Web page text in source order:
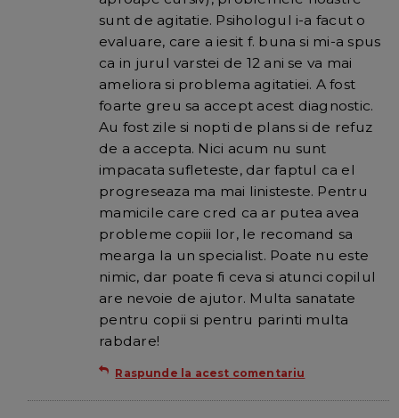
sunt de agitatie. Psihologul i-a facut o
evaluare, care a iesit f. buna si mi-a spus
ca in jurul varstei de 12 ani se va mai
ameliora si problema agitatiei. A fost
foarte greu sa accept acest diagnostic.
Au fost zile si nopti de plans si de refuz
de a accepta. Nici acum nu sunt
impacata sufleteste, dar faptul ca el
progreseaza ma mai linisteste. Pentru
mamicile care cred ca ar putea avea
probleme copiii lor, le recomand sa
mearga la un specialist. Poate nu este
nimic, dar poate fi ceva si atunci copilul
are nevoie de ajutor. Multa sanatate
pentru copii si pentru parinti multa
rabdare!
Raspunde la acest comentariu